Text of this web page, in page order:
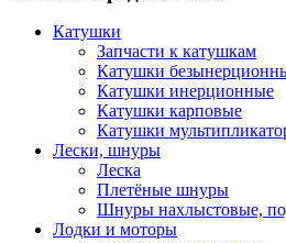
Катушки
Запчасти к катушкам
Катушки
Катушки инерционные
Катушки карповые
Катушки
Лески, шнуры
Леска
Плетёные шнуры
Шнуры нахлыстовые,
Лодки и моторы